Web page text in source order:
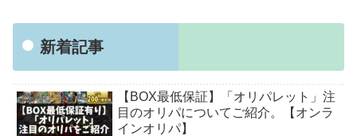
新着記事
【BOX最低保証】「オリパレット」注
目のオリパについてご紹介。【オンラ
インオリパ】